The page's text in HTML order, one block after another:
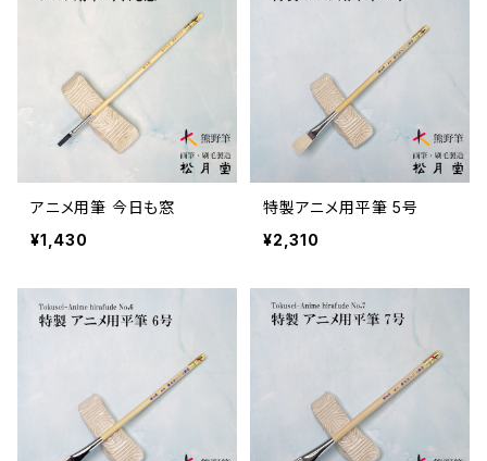
アニメ用筆 今日も窓
¥1,430
特製アニメ用平筆 5号
¥2,310